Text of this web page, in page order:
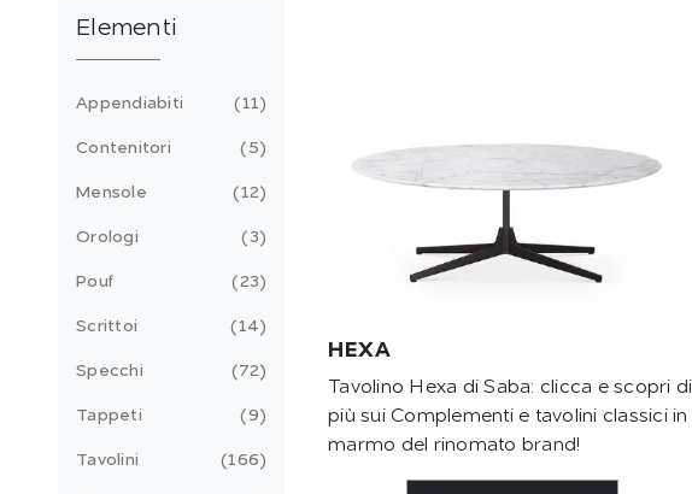
HEXA
Tavolino Hexa di Saba: clicca e scopri di
più sui Complementi e tavolini classici in
marmo del rinomato brand!
Elementi
Appendiabiti 11
Contenitori 5
Mensole 12
Orologi 3
Pouf 23
Scrittoi 14
Specchi 72
Tappeti 9
Tavolini 166